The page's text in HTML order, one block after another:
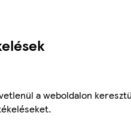
a weboldalon